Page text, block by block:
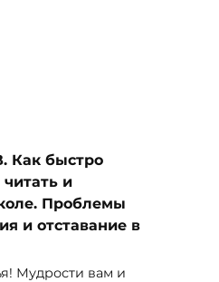
Как быстро
и
Проблемы
и отставание в
Мудрости вам и